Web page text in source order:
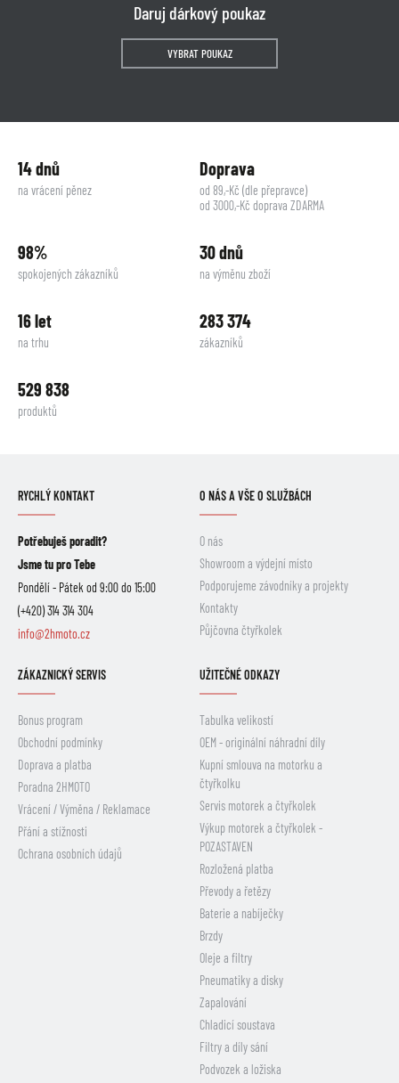
Daruj dárkový poukaz
VYBRAT POUKAZ
14 dnů
na vrácení pěnez
Doprava
od 89,-Kč (dle přepravce)
od 3000,-Kč doprava ZDARMA
98%
spokojených zákazníků
30 dnů
na výměnu zboží
16 let
na trhu
283 374
zákazníků
529 838
produktů
RYCHLÝ KONTAKT
Potřebuješ poradit?
Jsme tu pro Tebe
Pondělí - Pátek od 9:00 do 15:00
(+420) 314 314 304
info@2hmoto.cz
O NÁS A VŠE O SLUŽBÁCH
O nás
Showroom a výdejní místo
Podporujeme závodníky a projekty
Kontakty
Půjčovna čtyřkolek
ZÁKAZNICKÝ SERVIS
Bonus program
Obchodní podmínky
Doprava a platba
Poradna 2HMOTO
Vrácení / Výměna / Reklamace
Přání a stížnosti
Ochrana osobních údajů
UŽITEČNÉ ODKAZY
Tabulka velikostí
OEM - originální náhradní díly
Kupní smlouva na motorku a
čtyřkolku
Servis motorek a čtyřkolek
Výkup motorek a čtyřkolek -
POZASTAVEN
Rozložená platba
Převody a řetězy
Baterie a nabíječky
Brzdy
Oleje a filtry
Pneumatiky a disky
Zapalování
Chladicí soustava
Filtry a díly sání
Podvozek a ložiska